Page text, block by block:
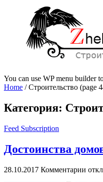
You can use WP menu builder
Home /Строительство (page
Категория:
Feed Subscription
Достоинства
28.10.2017 Комментарии к